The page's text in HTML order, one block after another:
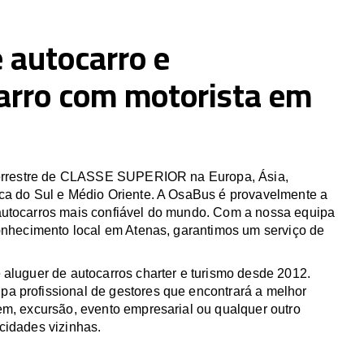
e
com motorista em
de CLASSE SUPERIOR na Europa, Ásia,
do Sul e Médio Oriente. A OsaBus é provavelmente a
mais confiável do mundo. Com a nossa equipa
local em Atenas, garantimos um serviço de
de autocarros charter e turismo desde 2012.
profissional de gestores que encontrará a melhor
excursão, evento empresarial ou qualquer outro
vizinhas.